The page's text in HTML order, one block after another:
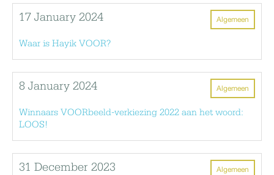
Algemeen
17 January 2024
Waar is Hayik VOOR?
Algemeen
8 January 2024
Winnaars VOORbeeld-verkiezing 2022 aan het woord:
LOOS!
Algemeen
31 December 2023